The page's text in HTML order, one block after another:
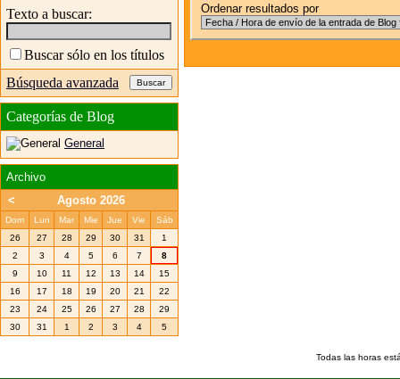
Ordenar resultados por
Texto a buscar:
Buscar sólo en los títulos
Búsqueda avanzada
Categorías de Blog
General
Archivo
<
Agosto 2026
Dom Lun Mar Mie Jue Vie
Sáb
26
27 28 29 30 31
1
2
3 4 5 6 7
8
9
10 11 12 13 14
15
16
17 18 19 20 21
22
23
24 25 26 27 28
29
30
31 1 2 3 4 5
Todas las horas